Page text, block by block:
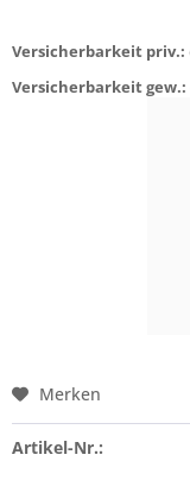
Versicherbarkeit priv.:
Versicherbarkeit gew.:
Merken
Artikel-Nr.: